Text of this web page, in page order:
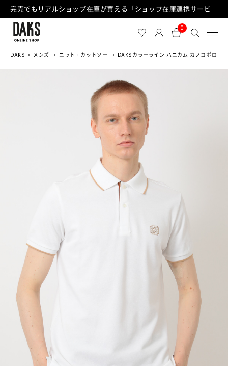
完売でもリアルショップ在庫が買える「ショップ在庫連携サービス」が日中もご利用可能になりました！
0
DAKS メンズ ニット・カットソー DAKSカラーライン ハニカム カノコポロ